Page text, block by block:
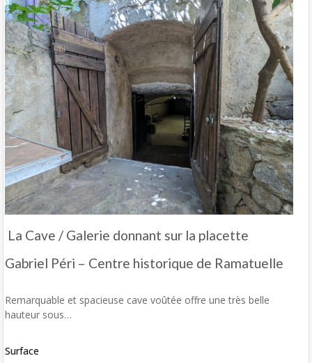
La Cave / Galerie donnant sur la placette
Gabriel Péri – Centre historique de Ramatuelle
Remarquable et spacieuse cave voûtée offre une très belle
hauteur sous…
Surface